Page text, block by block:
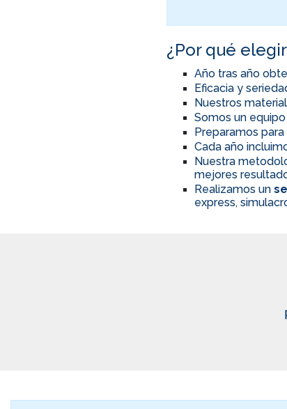
¿Por qué
Año tras año
Eficacia y
Nuestros
Somos un
Preparamos
Cada año
Nuestra
mejores
Realizamos un
express,